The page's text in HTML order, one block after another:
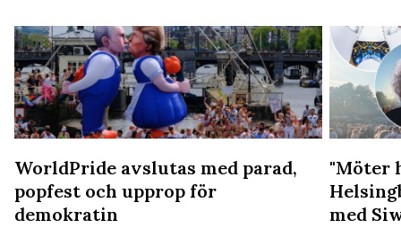
WorldPride avslutas med parad,
popfest och upprop för
demokratin
"Möter
med